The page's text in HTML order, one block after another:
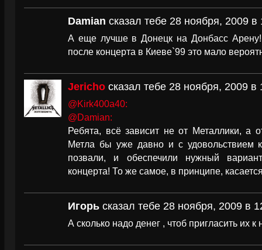
Damian сказал тебе 28 ноября, 2009 в
А еще лучше в Донецк на Донбасс
после концерта в Киеве`99 это мало
Jericho сказал тебе 28 ноября, 2009 в
@Kirk400a40:
@Damian:
Ребята, всё зависит не от Металлики, а
Метла бы уже давно и с удовольствием
позвали, и обеспечили нужный
концерта! То же самое, в принципе,
Игорь сказал тебе 28 ноября, 2009 в
А сколько надо денег , чтоб пригласить их к